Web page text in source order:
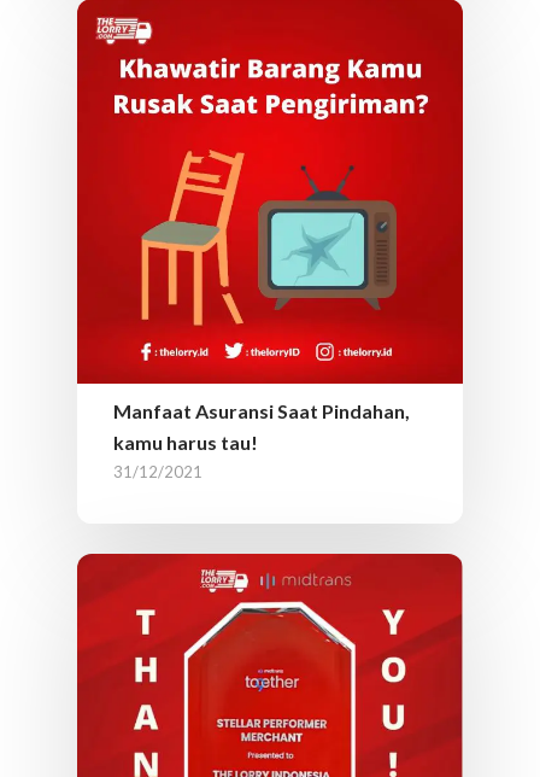
Manfaat Asuransi Saat Pindahan,
kamu harus tau!
31/12/2021